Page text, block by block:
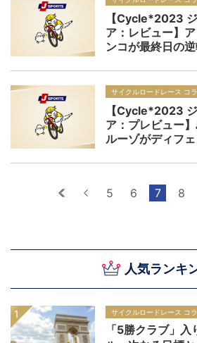
人気ランキ
サイクルロードレース コ
「5勝クラブ」
【Cycle*2023
ア：レビュー】
ンコが最終日の
ターら日替わり
華やかに
サイクルロードレース コ
【Cycle*2023
ア：プレビュー
ルーゾがディフ
ントともにワー
最初へ前へ
5 6 7 8